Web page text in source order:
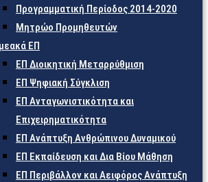
Προγραμματική Περίοδος 2014-2020
Μητρώο Προμηθευτών
ΕΠ
ΕΠ Διοικητική Μεταρρύθμιση
ΕΠ Ψηφιακή Σύγκλιση
ΕΠ Ανταγωνιστικότητα και
Επιχειρηματικότητα
ΕΠ Ανάπτυξη Ανθρώπινου Δυναμικού
ΕΠ Εκπαίδευση και Δια Βίου Μάθηση
ΕΠ Περιβάλλον και Αειφόρος Ανάπτυξη